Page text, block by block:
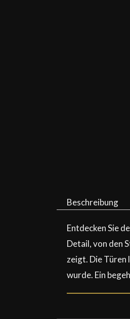
Beschreibung
Entdecken Sie
Detail, von den
zeigt. Die Türen
wurde. Ein